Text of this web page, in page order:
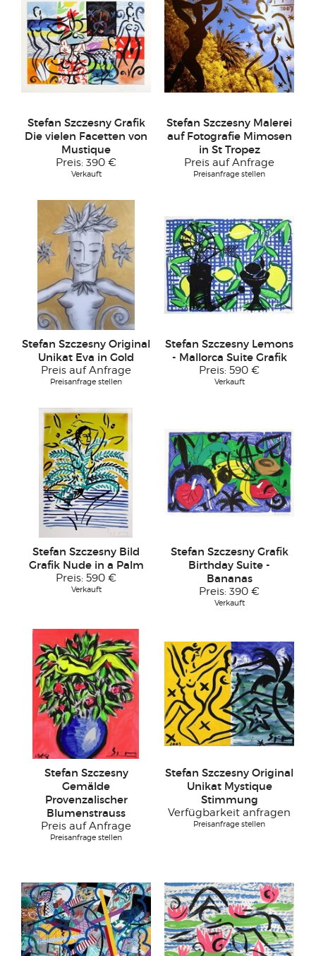
Stefan Szczesny Grafik
Die vielen Facetten von
Mustique
Preis: 390 €
Verkauft
Stefan Szczesny Malerei
auf Fotografie Mimosen
in St Tropez
Preis auf Anfrage
Preisanfrage stellen
Stefan Szczesny Original
Unikat Eva in Gold
Preis auf Anfrage
Preisanfrage stellen
Stefan Szczesny Lemons
- Mallorca Suite Grafik
Preis: 590 €
Verkauft
Stefan Szczesny Bild
Grafik Nude in a Palm
Preis: 590 €
Verkauft
Stefan Szczesny Grafik
Birthday Suite -
Bananas
Preis: 390 €
Verkauft
Stefan Szczesny
Gemälde
Provenzalischer
Blumenstrauss
Preis auf Anfrage
Preisanfrage stellen
Stefan Szczesny Original
Unikat Mystique
Stimmung
Verfügbarkeit anfragen
Preisanfrage stellen